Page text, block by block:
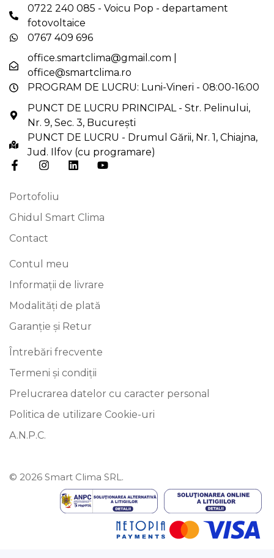
0722 240 085 - Voicu Pop - departament
fotovoltaice
0767 409 696
office.smartclima@gmail.com
office@smartclima.ro
PROGRAM DE LUCRU: Luni-Vineri - 08:00-16:00
PUNCT DE LUCRU PRINCIPAL - Str. Pelinului,
Nr. 9, Sec. 3, București
PUNCT DE LUCRU - Drumul Gării, Nr. 1, Chiajna,
Jud. Ilfov (cu programare)
Portofoliu
Ghidul Smart Clima
Contact
Contul meu
Informații de livrare
Modalități de plată
Garanție și Retur
Întrebări frecvente
Termeni și condiții
Prelucrarea datelor cu caracter personal
Politica de utilizare Cookie-uri
A.N.P.C.
© 2026 Smart Clima SRL.